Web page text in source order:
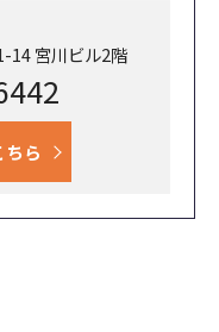
14 宮川ビル2階
ら